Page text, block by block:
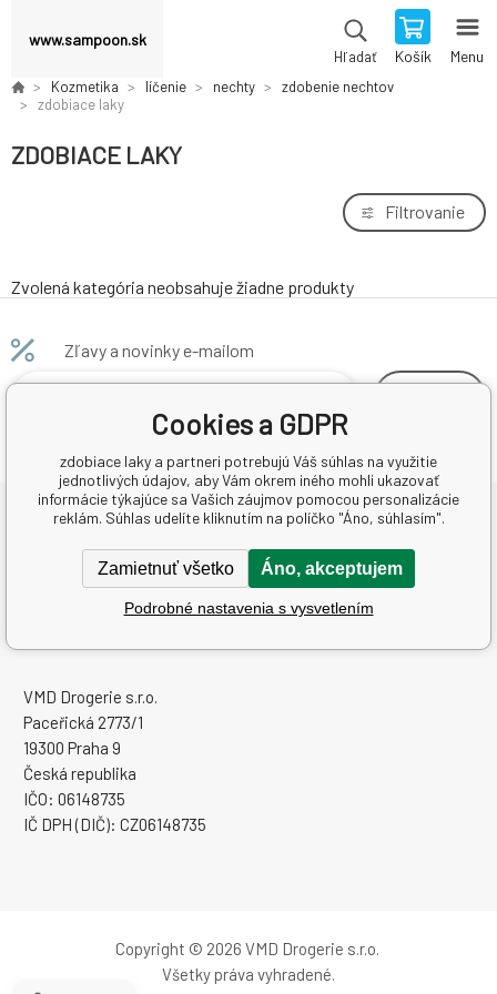
www.sampoon.sk
Hľadať Košík Menu
Kozmetika líčenie nechty
zdobenie nechtov
zdobiace laky
ZDOBIACE LAKY
Filtrovanie
Zvolená kategória neobsahuje žiadne produkty
Zľavy a novinky e-mailom
www.sampoon.sk
VMD Drogerie s.r.o.
Paceřická 2773/1
19300 Praha 9
Česká republika
IČO: 06148735
IČ DPH (DIČ): CZ06148735
Ďalšie informácie
Textové stránky
Copyright © 2026 VMD Drogerie s.r.o.
Všetky práva vyhradené.
Cookies a GDPR
zdobiace laky a partneri potrebujú Váš súhlas na využitie
jednotlivých údajov, aby Vám okrem iného mohli ukazovať
informácie týkajúce sa Vašich záujmov pomocou personalizácie
reklám. Súhlas udelíte kliknutím na políčko "Áno, súhlasím".
Zamietnuť všetko Áno, akceptujem
Podrobné nastavenia s vysvetlením